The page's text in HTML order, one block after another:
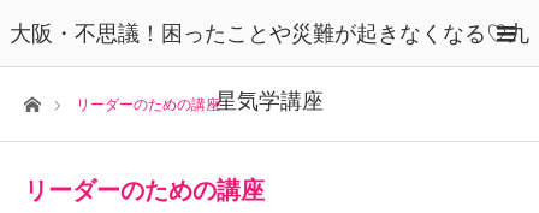
大阪・不思議！困ったことや災難が起きなくなる♡九
星気学講座
ホームリーダーのための講座
リーダーのための講座